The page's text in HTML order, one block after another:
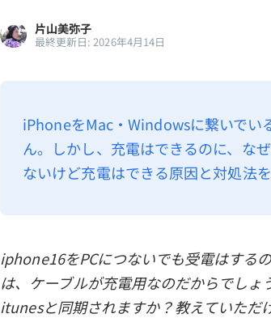
片山美弥子
最終更新日: 2026年4月14日
iPhoneをMac・Windowsに繋いでい
ん。しかし、充電はできるのに、な
ないけど充電はできる原因と対処法を
iphone16をPCにつないでも受電はする
は、ケーブルが充電用なのだからでし
itunesと同期されますか？教えていた